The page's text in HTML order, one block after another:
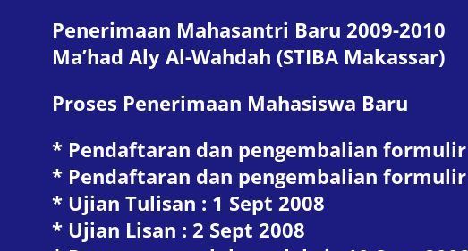
Penerimaan Mahasantri Baru 2009-2010
Ma’had Aly Al-Wahdah (STIBA Makassar)
Proses Penerimaan Mahasiswa Baru
* Pendaftaran dan pengembalian formulir
* Pendaftaran dan pengembalian formulir
* Ujian Tulisan : 1 Sept 2008
* Ujian Lisan : 2 Sept 2008